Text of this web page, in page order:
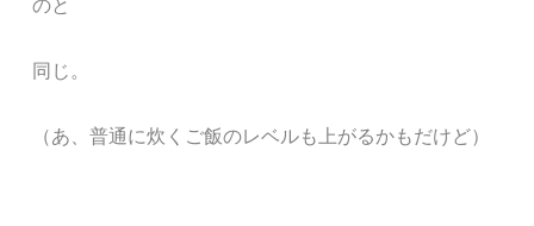
のと
同じ。
（あ、普通に炊くご飯のレベルも上がるかもだけど）